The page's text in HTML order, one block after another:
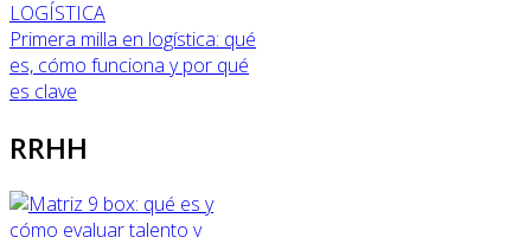
LOGÍSTICA
Primera milla en logística: qué
es, cómo funciona y por qué
es clave
RRHH